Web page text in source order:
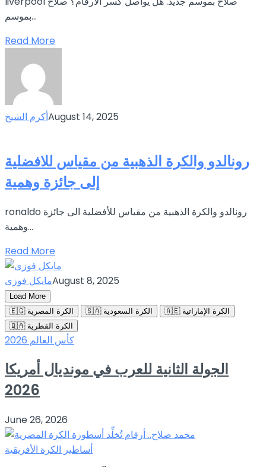
بموسم...
Read More
أكرم الشيخAugust 14, 2025
رونالدو والكرة الذهبية من مقياس للافضلية
إلى جائزة وهمية
ronaldo رونالدو والكرة الذهبية من مقياس للأفضلية الى جائزة
وهمية...
Read More
مايكل فوزىAugust 8, 2025
Load More
🇪🇬 الكرة المصرية
🇸🇦 الكرة السعودية
🇦🇪 الكرة الإماراتية
🇶🇦 الكرة القطرية
كأس العالم 2026
الجولة الثانية للعرب في مونديال أمريكا
2026
June 26, 2026
أساطير الكرة الأفريقية